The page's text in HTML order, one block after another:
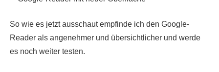
So wie es jetzt ausschaut empfinde ich den Google-
Reader als angenehmer und übersichtlicher und werde
es noch weiter testen.